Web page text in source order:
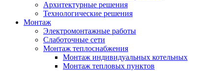
Архитектурные решения
Технологические решения
Монтаж
Электромонтажные работы
Слаботочные сети
Монтаж теплоснабжения
Монтаж индивидуальных котельных
Монтаж тепловых пунктов